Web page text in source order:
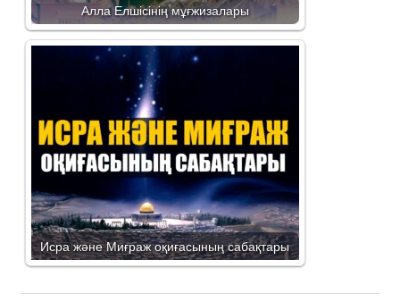
Алла Елшісінің мұғжизалары
Исра және Миғраж оқиғасының сабақтары